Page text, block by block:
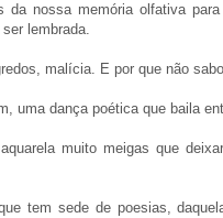
nossa memória olfativa
lembrada.
malícia. E por que não
uma dança poética que baila
muito meigas que
tem sede de poesias,